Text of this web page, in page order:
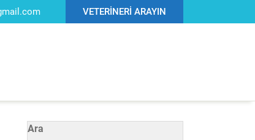
VETERİNERİ ARAYIN
Ara